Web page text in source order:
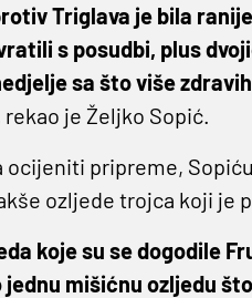
Triglava je bila
s posudbi, plus
sa što više
rekao je Željko Sopić.
ocijeniti pripreme,
ozljede trojca koji je
koje su se dogodile
jednu mišićnu ozljedu